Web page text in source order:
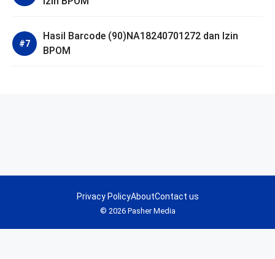
Hasil Barcode (90)NA18240701272 dan Izin
BPOM
© 2026 Pasher Media
Privacy PolicyAboutContact us